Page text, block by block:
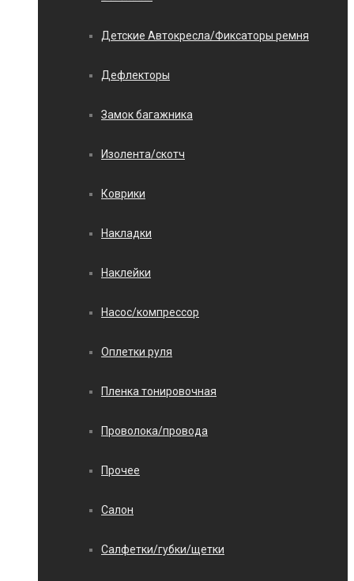
Детские Автокресла/Фиксаторы ремня
Дефлекторы
Замок багажника
Изолента/скотч
Коврики
Накладки
Наклейки
Насос/компрессор
Оплетки руля
Пленка тонировочная
Проволока/провода
Прочее
Салон
Салфетки/губки/щетки